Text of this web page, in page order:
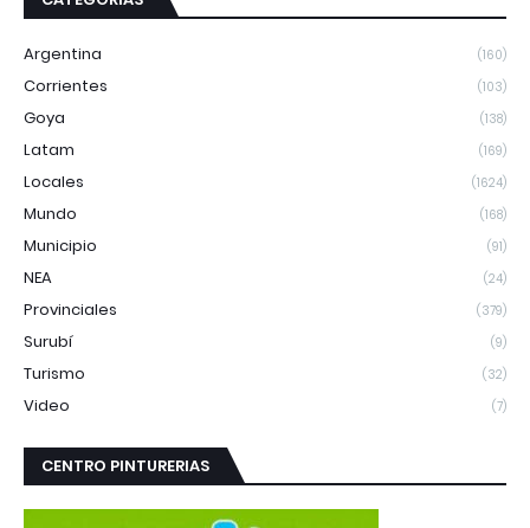
Argentina (160)
Corrientes (103)
Goya (138)
Latam (169)
Locales (1624)
Mundo (168)
Municipio (91)
NEA (24)
Provinciales (379)
Surubí (9)
Turismo (32)
Video (7)
CENTRO PINTURERIAS